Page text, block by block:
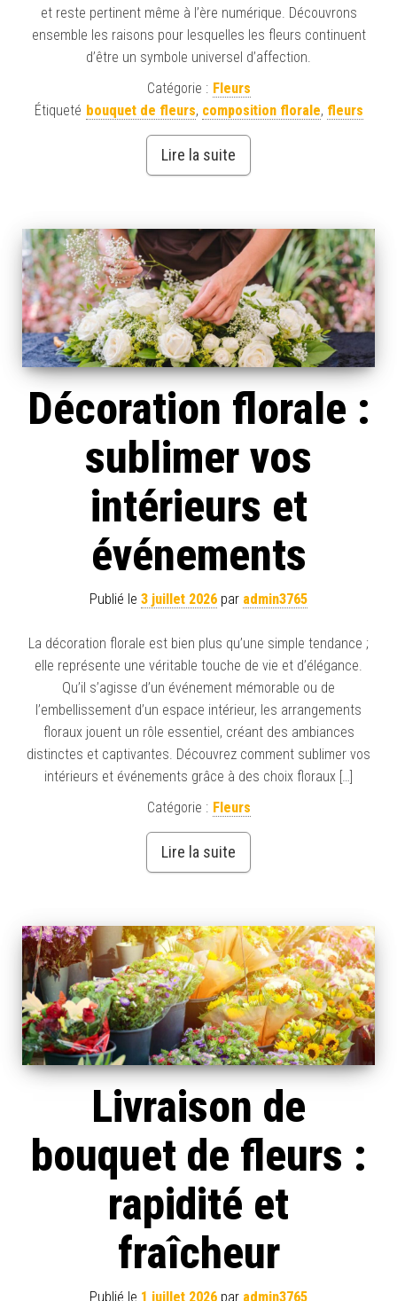
et reste pertinent même à l’ère numérique. Découvrons
ensemble les raisons pour lesquelles les fleurs continuent
d’être un symbole universel d’affection.
Catégorie : Fleurs
Étiqueté bouquet de fleurs, composition florale, fleurs
Lire la suite
Décoration florale :
sublimer vos
intérieurs et
événements
Publié le 3 juillet 2026 par admin3765
La décoration florale est bien plus qu’une simple tendance ;
elle représente une véritable touche de vie et d’élégance.
Qu’il s’agisse d’un événement mémorable ou de
l’embellissement d’un espace intérieur, les arrangements
floraux jouent un rôle essentiel, créant des ambiances
distinctes et captivantes. Découvrez comment sublimer vos
intérieurs et événements grâce à des choix floraux […]
Catégorie : Fleurs
Lire la suite
Livraison de
bouquet de fleurs :
rapidité et
fraîcheur
Publié le 1 juillet 2026 par admin3765